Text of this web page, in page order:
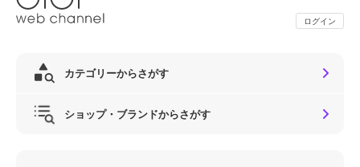
ログイン
カテゴリーからさがす
ショップ・ブランドからさがす